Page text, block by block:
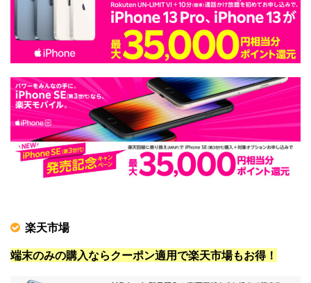
楽天市場
端末のみの購入ならクーポン適用で楽天市場もお得！